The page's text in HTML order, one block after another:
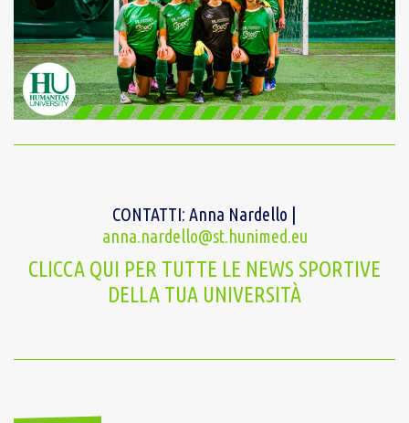
CONTATTI: Anna Nardello |
anna.nardello@st.hunimed.eu
CLICCA QUI PER TUTTE LE NEWS SPORTIVE
DELLA TUA UNIVERSITÀ